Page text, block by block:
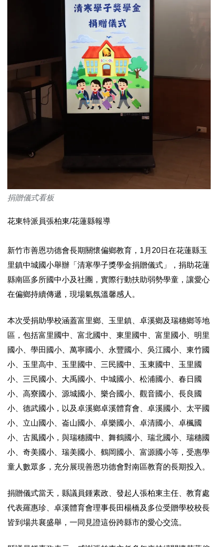
捐贈儀式看板
花東特派員張柏東/花蓮縣報導
新竹市善恩功德會長期關懷偏鄉教育，1月20日在花蓮縣玉
里鎮中城國小舉辦「清寒學子獎學金捐贈儀式」，捐助花蓮
縣南區多所國中小及社團，實際行動扶助弱勢學童，讓愛心
在偏鄉持續傳遞，現場氣氛溫馨感人。
本次受捐助學校涵蓋富里鄉、玉里鎮、卓溪鄉及瑞穗鄉等地
區，包括富里國中、富北國中、東里國中、富里國小、明里
國小、學田國小、萬寧國小、永豐國小、吳江國小、東竹國
小、玉里高中、玉里國中、三民國中、玉東國中、玉里國
小、三民國小、大禹國小、中城國小、松浦國小、春日國
小、高寮國小、源城國小、樂合國小、觀音國小、長良國
小、德武國小，以及卓溪鄉卓溪體育會、卓溪國小、太平國
小、立山國小、崙山國小、卓樂國小、卓清國小、卓楓國
小、古風國小，與瑞穗國中、舞鶴國小、瑞北國小、瑞穗國
小、奇美國小、瑞美國小、鶴岡國小、富源國小等，受惠學
童人數眾多，充分展現善恩功德會對南區教育的長期投入。
捐贈儀式當天，縣議員鍾素政、發起人張柏東主任、教育處
代表羅惠珍、卓溪體育會理事長田楊橋及多位受贈學校校長
皆到場共襄盛舉，一同見證這份跨縣市的愛心交流。